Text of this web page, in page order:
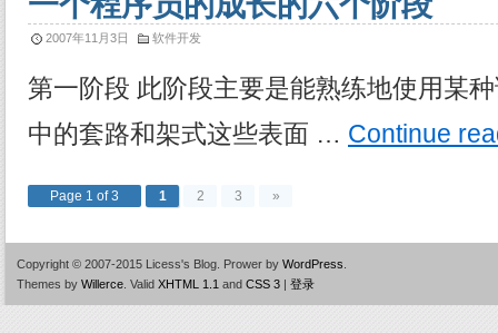
2007年11月3日 软件开发
第一阶段 此阶段主要是能熟练地使用某
中的套路和架式这些表面 … Continue
Page 1 of 3 1 2 3 »
Copyright © 2007-2015 Licess's Blog. Prower by WordPress
Themes by Willerce Valid XHTML 1.1 and CSS 3 | 登录